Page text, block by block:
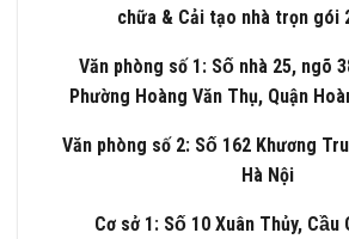
chữa & Cải tạo nhà trọn gói
Văn phòng số 1: Số nhà 25, ngõ
Phường Hoàng Văn Thụ, Quận
Văn phòng số 2: Số 162 Khương
Hà Nội
Cơ sở 1: Số 10 Xuân Thủy, Cầu